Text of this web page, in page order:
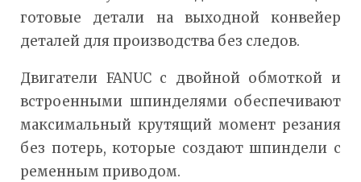
готовые детали на выходной конвейер
деталей для производства без следов.
Двигатели FANUC с двойной обмоткой и
встроенными шпинделями обеспечивают
максимальный крутящий момент резания
без потерь, которые создают шпиндели с
ременным приводом.